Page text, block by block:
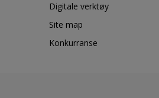
Digitale verktøy
Site map
Konkurranse